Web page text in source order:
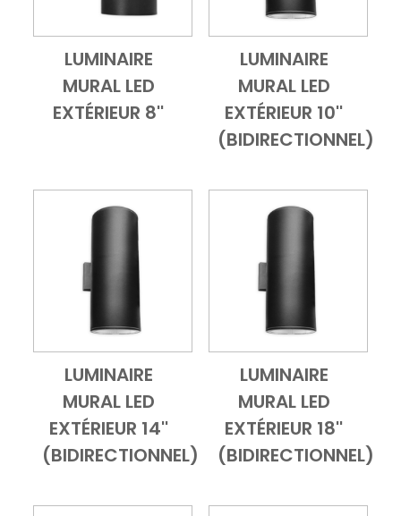
Add to CartVue d'ensemble
LUMINAIRE
MURAL LED
EXTÉRIEUR 8''
Add to Cart
Vue
LUMINAIRE
MURAL LED
EXTÉRIEUR 10''
(BIDIRECTIONNEL)
Add to CartVue d'ensemble
LUMINAIRE
MURAL LED
EXTÉRIEUR 14''
(BIDIRECTIONNEL)
Add to Cart
Vue
LUMINAIRE
MURAL LED
EXTÉRIEUR 18''
(BIDIRECTIONNEL)